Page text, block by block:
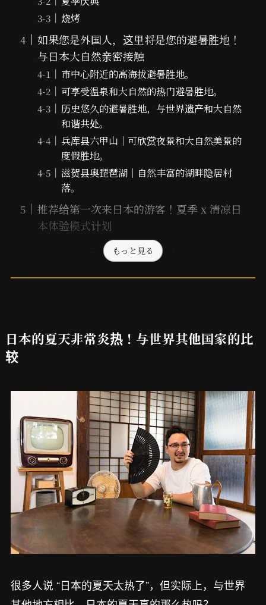
烧烤
如果您是外国人，这里将是您的避暑胜地！
与日本大自然亲密接触
市中心附近的高海拔避暑胜地。
可享受温泉和大自然的热门避暑胜地。
历史悠久的避暑胜地，与世界遗产和大自然
和谐共处。
兵库县六甲山｜可欣赏夜景和大自然美景的
度假胜地。
滋贺县奥琵琶湖｜自然丰富的湖畔隐居村
落。
推荐给第一次来日本的游客！夏季 x 清凉日
本体验模式计划
もっと見る
日本的夏天非常炎热！与世界其他国家的比
较
很多人说 “日本的夏天太热了”，但实际上，与世界